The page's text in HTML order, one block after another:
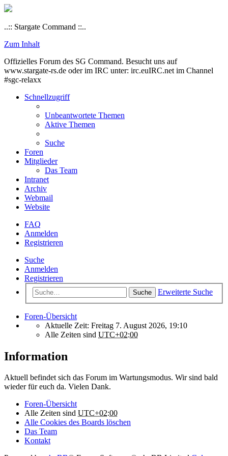
..:: Stargate Command ::..
Zum Inhalt
Offizielles Forum des SG Command. Besucht uns auf
www.stargate-rs.de oder im IRC unter: irc.euIRC.net im Channel
#sgc-relaxx
Schnellzugriff
Unbeantwortete Themen
Aktive Themen
Suche
Foren
Mitglieder
Das Team
Intranet
Archiv
Webmail
Website
FAQ
Anmelden
Registrieren
Suche
Anmelden
Registrieren
Suche Erweiterte Suche
Foren-Übersicht
Aktuelle Zeit: Freitag 7. August 2026, 19:10
Alle Zeiten sind UTC+02:00
Information
Aktuell befindet sich das Forum im Wartungsmodus. Wir sind bald
wieder für euch da. Vielen Dank.
Foren-Übersicht
Alle Zeiten sind UTC+02:00
Alle Cookies des Boards löschen
Das Team
Kontakt